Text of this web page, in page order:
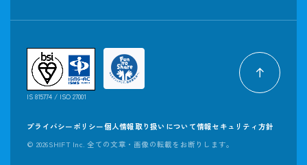
プライバシーポリシー個人情報取り扱いについて情報セキュリティ方針
© 2026SHIFT Inc. 全ての文章・画像の転載をお断りします。
IS 815774 / ISO 27001